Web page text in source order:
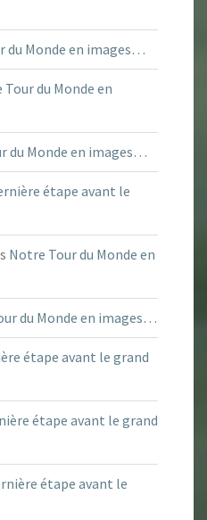
du Monde en images…
du Monde en
du Monde en images…
étape avant le
Notre Tour du Monde en
du Monde en images…
étape avant le grand
étape avant le grand
étape avant le